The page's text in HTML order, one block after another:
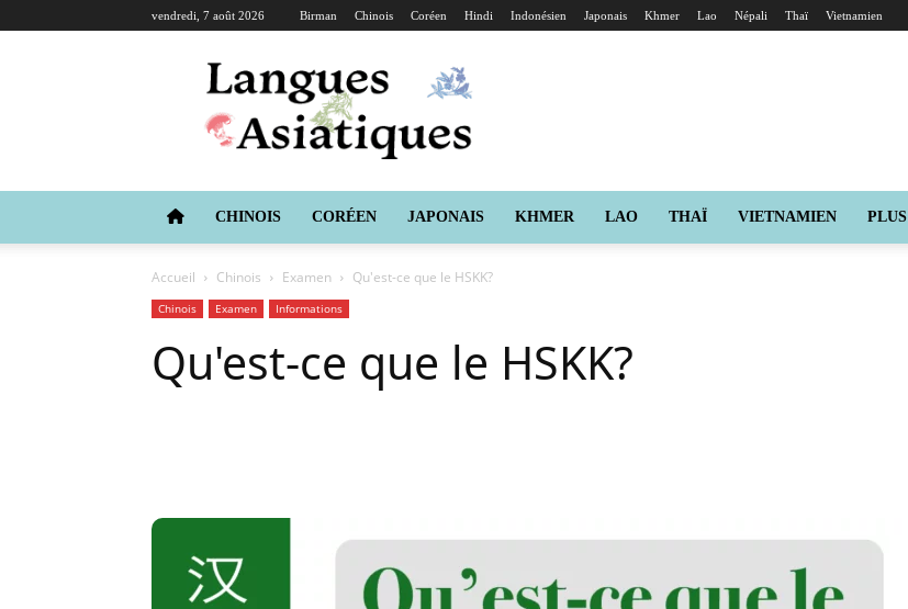
vendredi, 7 août 2026 Birman Chinois Coréen Hindi Indonésien Japonais Khmer Lao Népali Thaï Vietnamien
Langues
Asiatiques
CHINOIS CORÉEN JAPONAIS KHMER LAO THAÏ VIETNAMIEN PLUS
Accueil Chinois Examen Qu'est-ce que le HSKK?
Chinois Examen Informations
Qu'est-ce que le HSKK?